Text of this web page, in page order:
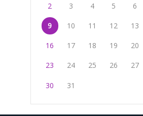
2 3 4 5 6
9 10 11 12 13
16 17 18 19 20
23 24 25 26 27
30 31